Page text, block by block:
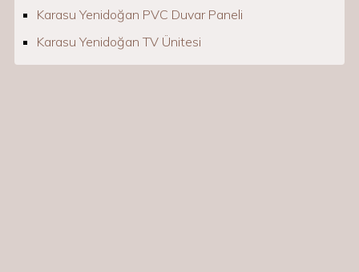
Karasu Yenidoğan PVC Duvar Paneli
Karasu Yenidoğan TV Ünitesi